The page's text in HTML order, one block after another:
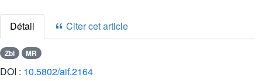
Détail Citer cet article
Zbl MR
DOI : 10.5802/aif.2164